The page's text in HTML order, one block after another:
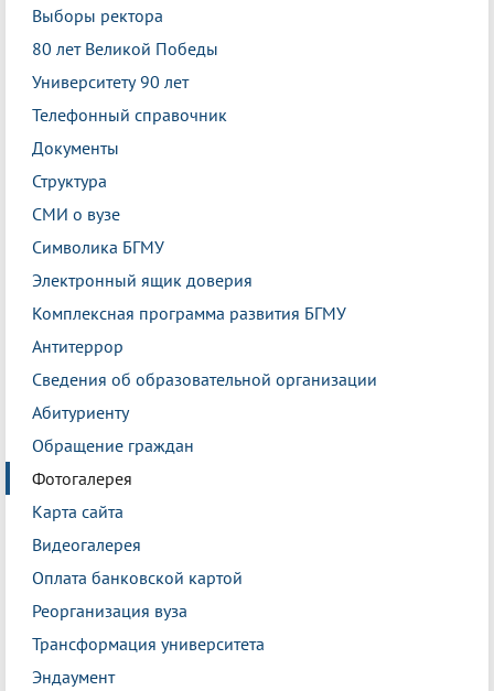
Выборы ректора
80 лет Великой Победы
Университету 90 лет
Телефонный справочник
Документы
Структура
СМИ о вузе
Символика БГМУ
Электронный ящик доверия
Комплексная программа развития БГМУ
Антитеррор
Сведения об образовательной организации
Абитуриенту
Обращение граждан
Фотогалерея
Карта сайта
Видеогалерея
Оплата банковской картой
Реорганизация вуза
Трансформация университета
Эндаумент